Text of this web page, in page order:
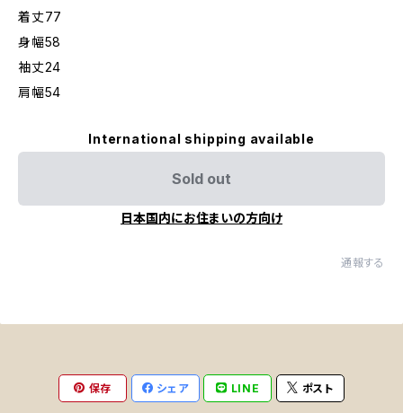
着丈77
身幅58
袖丈24
肩幅54
International shipping available
Sold out
日本国内にお住まいの方向け
通報する
保存 シェア LINE ポスト